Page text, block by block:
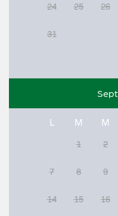
24 25 26
31
L M M
1 2
7 8 9
14 15 16